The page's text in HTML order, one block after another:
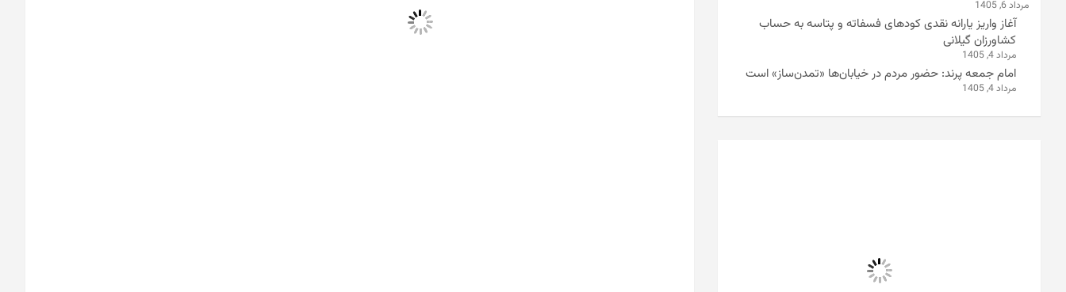
مرداد 6, 1405
آغاز واریز یارانه نقدی کودهای فسفاته و پتاسه به حساب
کشاورزان گیلانی
مرداد 4, 1405
امام جمعه پرند: حضور مردم در خیابان‌ها «تمدن‌ساز» است
مرداد 4, 1405